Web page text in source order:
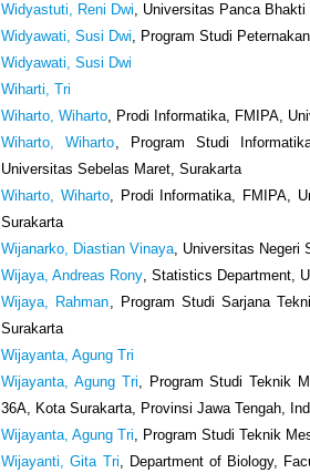
Widyastuti, Reni Dwi, Universitas Panca Bhakti
Widyawati, Susi Dwi, Program Studi
Widyawati, Susi Dwi
Wiharti, Tri
Wiharto, Wiharto, Prodi Informatika, FMIPA,
Wiharto, Wiharto, Program Studi
Universitas Sebelas Maret, Surakarta
Wiharto, Wiharto, Prodi Informatika, FMIPA,
Surakarta
Wijanarko, Diastian Vinaya, Universitas Negeri
Wijaya, Andreas Rony, Statistics Department,
Wijaya, Rahman, Program Studi Sarjana
Surakarta
Wijayanta, Agung Tri
Wijayanta, Agung Tri, Program Studi Teknik
36A, Kota Surakarta, Provinsi Jawa Tengah,
Wijayanta, Agung Tri, Program Studi Teknik
Wijayanti, Gita Tri, Department of Biology,